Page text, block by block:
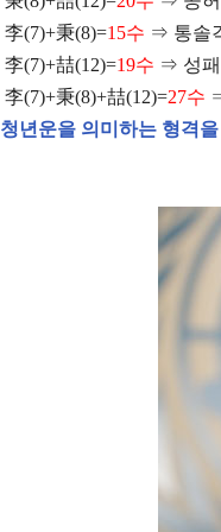
李(7)+秉(8)=15수 ⇒ 통솔
李(7)+喆(12)=19수 ⇒ 성
李(7)+秉(8)+喆(12)=27수
청년운을 의미하는 형격